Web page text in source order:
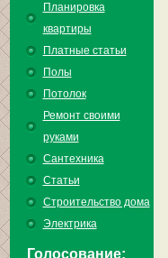
Планировка
квартиры
Платные статьи
Полы
Потолок
Ремонт своими
руками
Сантехника
Статьи
Строительство дома
Электрика
Голосование: